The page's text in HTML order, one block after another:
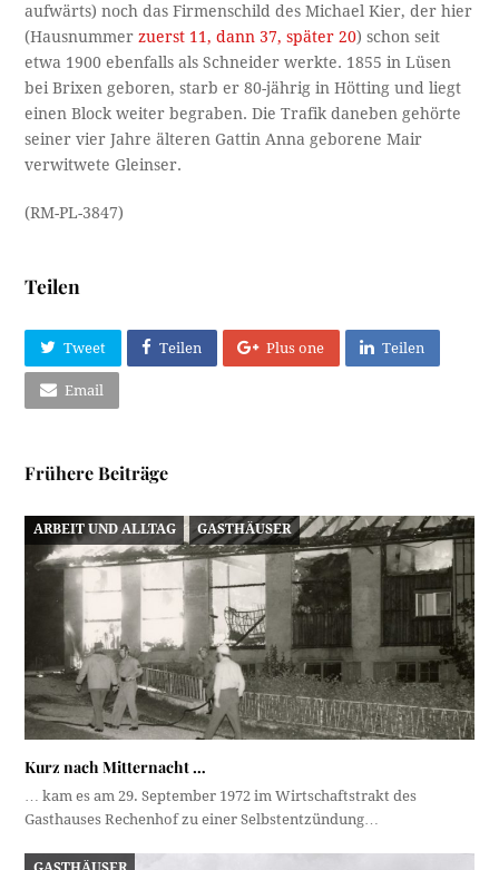
aufwärts) noch das Firmenschild des Michael Kier, der hier
(Hausnummerzuerst 11, dann 37, später 20) schon seit
etwa 1900 ebenfalls als Schneider werkte. 1855 in Lüsen
bei Brixen geboren, starb er 80-jährig in Hötting und liegt
einen Block weiter begraben. Die Trafik daneben gehörte
seiner vier Jahre älteren Gattin Anna geborene Mair
verwitwete Gleinser.
(RM-PL-3847)
Teilen
Tweet Teilen Plus one Teilen
Email
Frühere Beiträge
ARBEIT UND ALLTAG GASTHÄUSER
Kurz nach Mitternacht …
… kam es am 29. September 1972 im Wirtschaftstrakt des
Gasthauses Rechenhof zu einer Selbstentzündung…